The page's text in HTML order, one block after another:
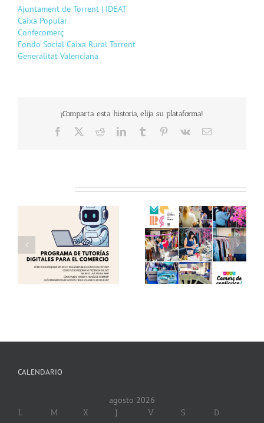
Ajuntament de Torrent | IDEAT
Caixa Popular
Confecomerç
Fondo Social Caixa Rural Torrent
Generalitat Valenciana
¡Comparta esta historia, elija su plataforma!
Facebook RedditLinkedInTumblr Pinterest
Vk Email
Éxito en una nueva
edición del «Comerç al
Carrer de Torrent»!
Gracias!
Te invitamos a visitar
el «Comerç al Carrer
de Torrent» !!
(12.06.26) !!
CALENDARIO
agosto 2026
L M X J V S D